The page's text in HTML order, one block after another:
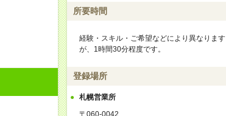
所要時間
経験・スキル・ご希望などにより異なります
が、1時間30分程度です。
登録場所
札幌営業所
〒060-0042